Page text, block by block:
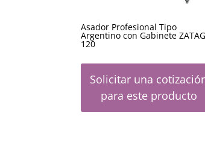
Asador Profesional Tipo
Argentino con Gabinete
120
Solicitar una
para este producto